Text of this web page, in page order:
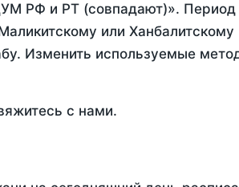
РФ и РТ (совпадают)». Период
или
Изменить используемые
с нами.